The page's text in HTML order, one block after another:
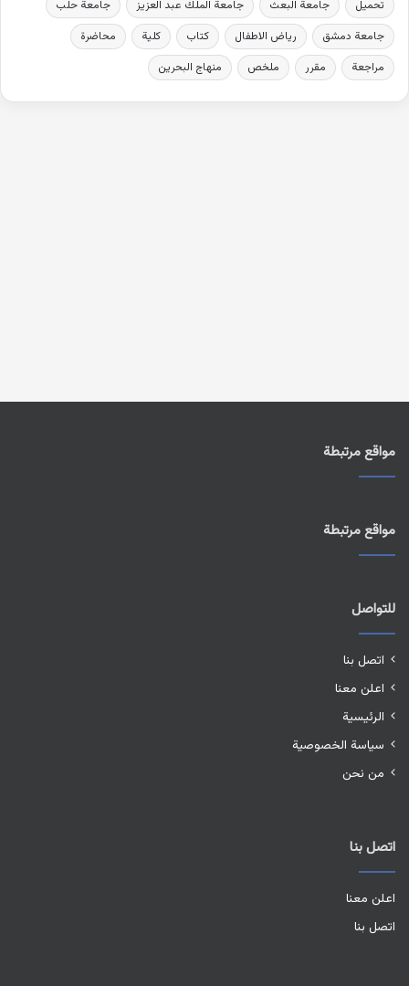
تحميل
جامعة البعث جامعة الملك عبد العزيز
جامعة حلب
جامعة دمشق
رياض الاطفال كتاب كلية
محاضرة
مراجعة
مقرر ملخص منهاج البحرين
مواقع مرتبطة
مواقع مرتبطة
للتواصل
اتصل بنا
اعلن معنا
الرئيسية
سياسة الخصوصية
من نحن
اتصل بنا
اعلن معنا
اتصل بنا